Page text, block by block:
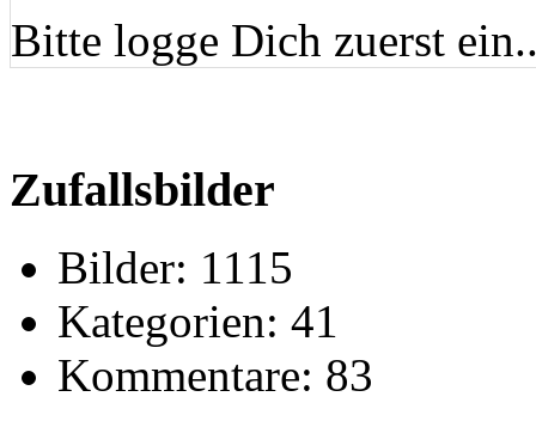
Bitte logge Dich zuerst
Zufallsbilder
Bilder: 1115
Kategorien: 41
Kommentare: 83